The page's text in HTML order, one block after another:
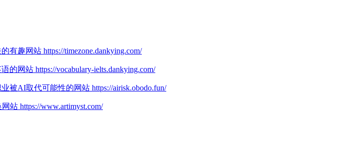
有趣网站 https://timezone.dankying.com/
的网站 https://vocabulary-ielts.dankying.com/
被AI取代可能性的网站 https://airisk.obodo.fun/
站 https://www.artimyst.com/